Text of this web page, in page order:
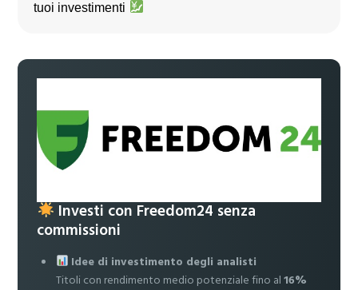
tuoi investimenti
Investi con Freedom24 senza
commissioni
Idee di investimento degli analisti
Titoli con rendimento medio potenziale fino al16%